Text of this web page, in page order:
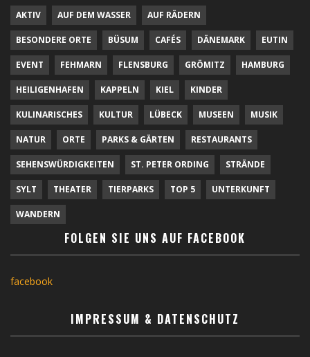
AKTIV AUF DEM WASSER AUF RÄDERN
BESONDERE ORTE BÜSUM CAFÉS DÄNEMARK EUTIN
EVENT FEHMARN FLENSBURG GRÖMITZ HAMBURG
HEILIGENHAFEN KAPPELN KIEL KINDER
KULINARISCHES KULTUR LÜBECK MUSEEN MUSIK
NATUR ORTE PARKS & GÄRTEN RESTAURANTS
SEHENSWÜRDIGKEITEN ST. PETER ORDING STRÄNDE
SYLT THEATER TIERPARKS TOP 5 UNTERKUNFT
WANDERN
FOLGEN SIE UNS AUF FACEBOOK
facebook
IMPRESSUM & DATENSCHUTZ